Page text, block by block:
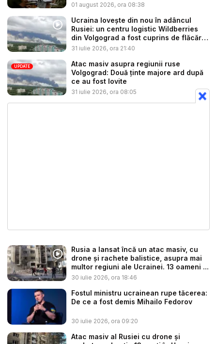
01 august 2026, ora 08:38
Ucraina lovește din nou în adâncul
Rusiei: un centru logistic Wildberries
din Volgograd a fost cuprins de flăcări
...
31 iulie 2026, ora 21:40
UPDATE
Atac masiv asupra regiunii ruse
Volgograd: Două ținte majore ard după
ce au fost lovite
31 iulie 2026, ora 08:05
Rusia a lansat încă un atac masiv, cu
drone și rachete balistice, asupra mai
multor regiuni ale Ucrainei. 13 oameni ...
30 iulie 2026, ora 18:46
Fostul ministru ucrainean rupe tăcerea:
De ce a fost demis Mihailo Fedorov
30 iulie 2026, ora 09:20
Atac masiv al Rusiei cu drone și